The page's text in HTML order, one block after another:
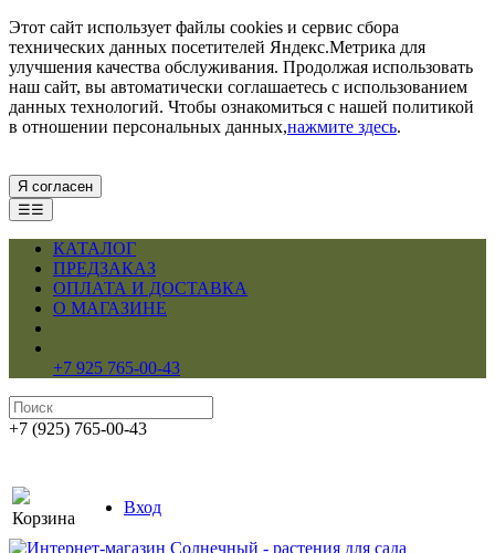
Этот сайт использует файлы cookies и сервис сбора
технических данных посетителей Яндекс.Метрика для
улучшения качества обслуживания. Продолжая использовать
наш сайт, вы автоматически соглашаетесь с использованием
данных технологий. Чтобы ознакомиться с нашей политикой
в отношении персональных данных,нажмите здесь.
Я согласен
☰☰
КАТАЛОГ
ПРЕДЗАКАЗ
ОПЛАТА И ДОСТАВКА
О МАГАЗИНЕ
+7 925 765-00-43
+7 (925) 765-00-43
Корзина
Вход